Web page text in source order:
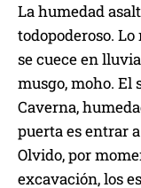
o
d
u
c
t
o
r
La humedad
todopoderoso.
se cuece en
musgo, moho. El
Caverna,
puerta es entrar
Olvido, por
excavación, los